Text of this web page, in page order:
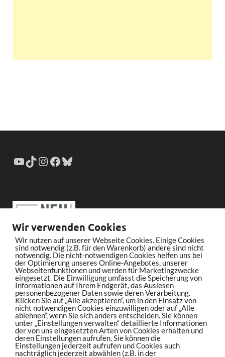
Wir verwenden Cookies
Wir nutzen auf unserer Webseite Cookies. Einige Cookies
sind notwendig (z.B. für den Warenkorb) andere sind nicht
notwendig. Die nicht-notwendigen Cookies helfen uns bei
der Optimierung unseres Online-Angebotes, unserer
Webseitenfunktionen und werden für Marketingzwecke
eingesetzt. Die Einwilligung umfasst die Speicherung von
Informationen auf Ihrem Endgerät, das Auslesen
personenbezogener Daten sowie deren Verarbeitung.
Klicken Sie auf „Alle akzeptieren“, um in den Einsatz von
nicht notwendigen Cookies einzuwilligen oder auf „Alle
ablehnen“, wenn Sie sich anders entscheiden. Sie können
unter „Einstellungen verwalten“ detaillierte Informationen
der von uns eingesetzten Arten von Cookies erhalten und
deren Einstellungen aufrufen. Sie können die
Einstellungen jederzeit aufrufen und Cookies auch
nachträglich jederzeit abwählen (z.B. in der